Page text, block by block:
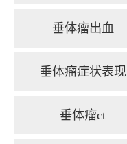
垂体瘤出血
垂体瘤症状表现
垂体瘤ct